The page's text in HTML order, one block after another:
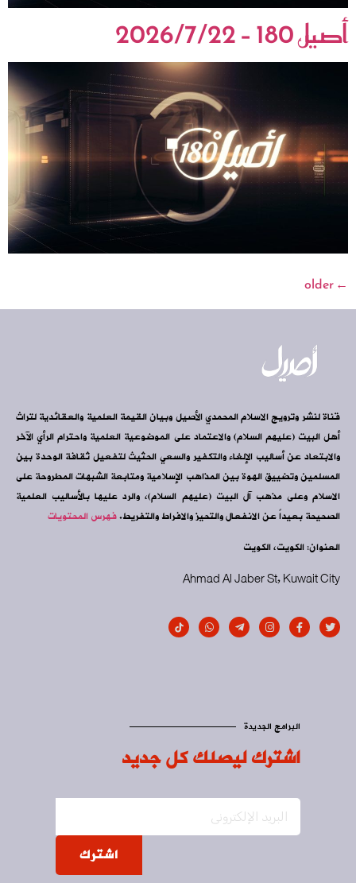
أصيل 180 – 2026/7/22
←
قناة لنشر وترويج الاسلام المحمدي الأصيل وبيان القيمة العلمية والعقائدية لتراث
أهل البيت (عليهم السلام) والاعتماد على الموضوعية العلمية واحترام الرأي الآخر
والابتعاد عن أساليب الإلغاء والتكفير والسعي الحثيث لتفعيل ثقافة الوحدة بين
المسلمين وتضييق الهوة بين المذاهب الإسلامية ومتابعة الشبهات المطروحة على
الاسلام وعلى مذهب آل البيت (عليهم السلام)، والرد عليها بالأساليب العلمية
الصحيحة بعيداً عن الانفعال والتحيز والافراط والتفريط.فهرس المحتويات
العنوان: الكويت، الكويت
Ahmad Al Jaber St, Kuwait City
البرامج الجديدة
اشترك ليصلك كل جديد
اشترك